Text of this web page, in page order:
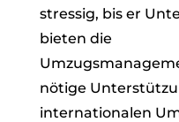
stressig, bis er
bieten die
nötige
internationalen